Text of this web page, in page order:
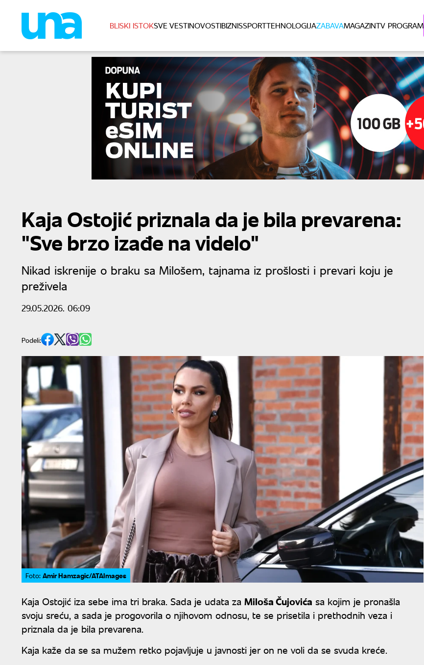
BLISKI ISTOKSVE VESTINOVOSTIBIZNISSPORTTEHNOLOGIJAZABAVAMAGAZINTV PROGRAM
Kaja Ostojić priznala da je bila prevarena:
"Sve brzo izađe na videlo"
Nikad iskrenije o braku sa Milošem, tajnama iz prošlosti i prevari koju je
preživela
29.05.2026. 06:09
Podeli:
Foto: Amir Hamzagic/ATAImages
Kaja Ostojić iza sebe ima tri braka. Sada je udata za Miloša Čujovića sa kojim je pronašla
svoju sreću, a sada je progovorila o njihovom odnosu, te se prisetila i prethodnih veza i
priznala da je bila prevarena.
Kaja kaže da se sa mužem retko pojavljuje u javnosti jer on ne voli da se svuda kreće.